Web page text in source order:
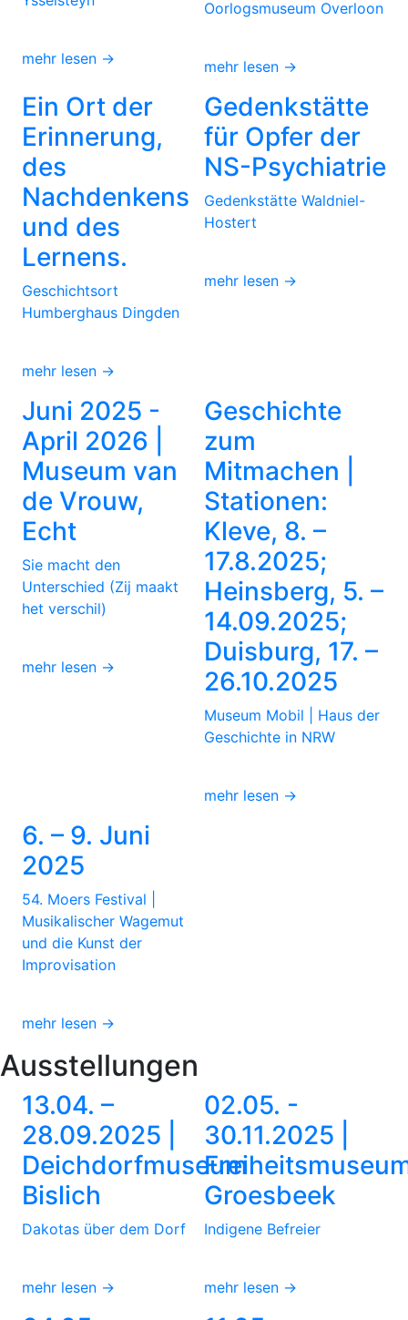
mehr lesen →
Oorlogsmuseum Overloon
mehr lesen →
Ein Ort der
Erinnerung,
des
Nachdenkens
und des
Lernens.
Geschichtsort
Humberghaus Dingden
mehr lesen →
Gedenkstätte
für Opfer der
NS-Psychiatrie
Gedenkstätte Waldniel-
Hostert
mehr lesen →
Juni 2025 -
April 2026 |
Museum van
de Vrouw,
Echt
Sie macht den
Unterschied (Zij maakt
het verschil)
mehr lesen →
Geschichte
zum
Mitmachen |
Stationen:
Kleve, 8. –
17.8.2025;
Heinsberg, 5. –
14.09.2025;
Duisburg, 17. –
26.10.2025
Museum Mobil | Haus der
Geschichte in NRW
mehr lesen →
6. – 9. Juni
2025
54. Moers Festival |
Musikalischer Wagemut
und die Kunst der
Improvisation
mehr lesen →
Ausstellungen
13.04. –
28.09.2025 |
Deichdorfmuseum
Bislich
Dakotas über dem Dorf
mehr lesen →
02.05. -
30.11.2025 |
Groesbeek
Indigene Befreier
mehr lesen →